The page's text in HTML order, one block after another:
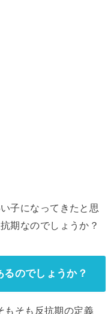
子になってきたと思
期なのでしょうか？
のでしょうか？
もそも反抗期の定義